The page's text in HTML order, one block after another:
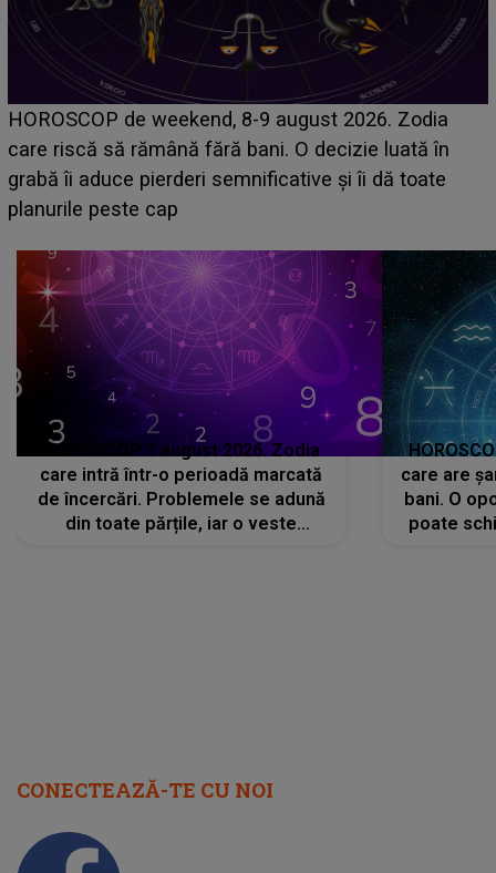
Emanuel a ținut ACEST DETALIU ASCUNS până
acum! În fața Alexandrei, concurentul din Casa Iubirii
face o MĂRTURISIRE NEAȘTEPTATĂ despre mama
sa: "I-am spus și ei în față, eu nu te iubesc pentru
HOROSCOP 7 august 2026. Zodia
care intră într-o perioadă marcată
de încercări. Problemele se adună
din toate părțile, iar o veste
care are
bani. O
poate
CONECTEAZĂ-TE CU NOI